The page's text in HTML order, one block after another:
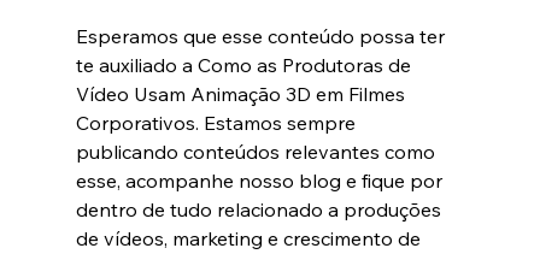
Esperamos que esse conteúdo possa ter
te auxiliado a Como as Produtoras de
Vídeo Usam Animação 3D em Filmes
Corporativos. Estamos sempre
publicando conteúdos relevantes como
esse, acompanhe nosso blog e fique por
dentro de tudo relacionado a produções
de vídeos, marketing e crescimento de